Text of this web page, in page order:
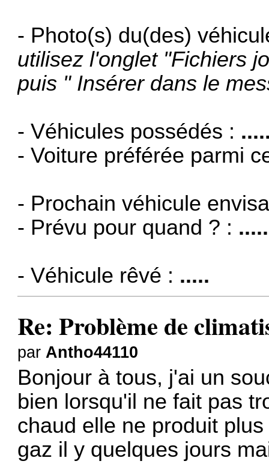
- Photo(s) du(des)
utilisez l'onglet "Fichiers
puis " Insérer dans le
- Véhicules possédés :
- Voiture préférée parmi
- Prochain véhicule
- Prévu pour quand ? : .....
- Véhicule rêvé : .....
Re: Problème de
par Antho44110
Bonjour à tous, j'ai un
bien lorsqu'il ne fait pas
chaud elle ne produit
gaz il y quelques jours